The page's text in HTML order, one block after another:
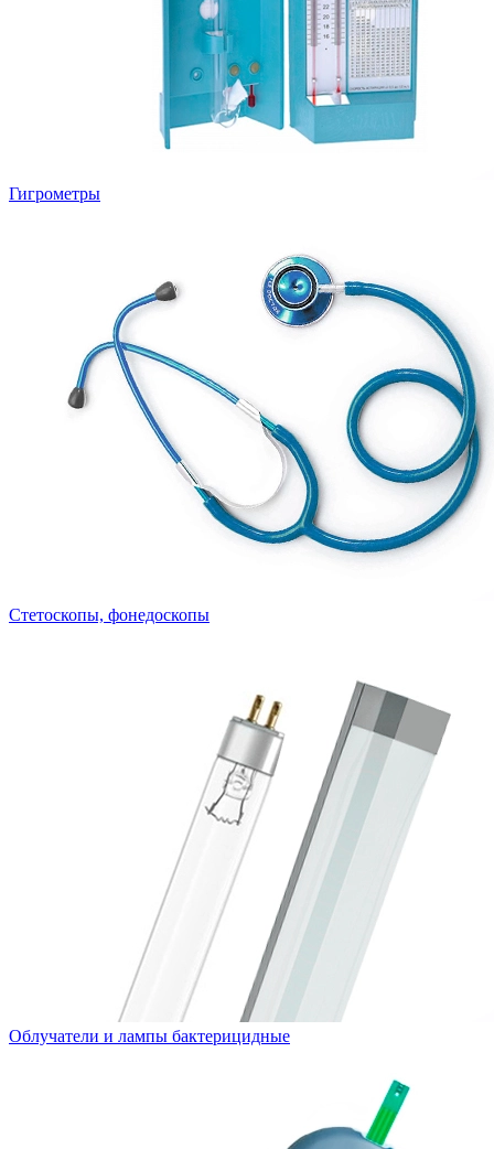
Гигрометры
Стетоскопы, фонедоскопы
Облучатели и лампы бактерицидные